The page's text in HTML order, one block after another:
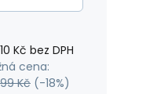
Kč bez DPH
cena:
Kč (-18%)